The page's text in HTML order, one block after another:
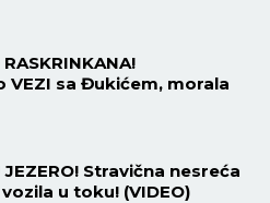
VEZI sa Đukićem, morala
JEZERO! Stravična nesreća
u toku! (VIDEO)